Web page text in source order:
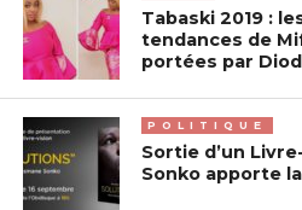
Tabaski 2019 :
tendances de
portées par
POLITIQUE
Sortie d’un
Sonko apporte